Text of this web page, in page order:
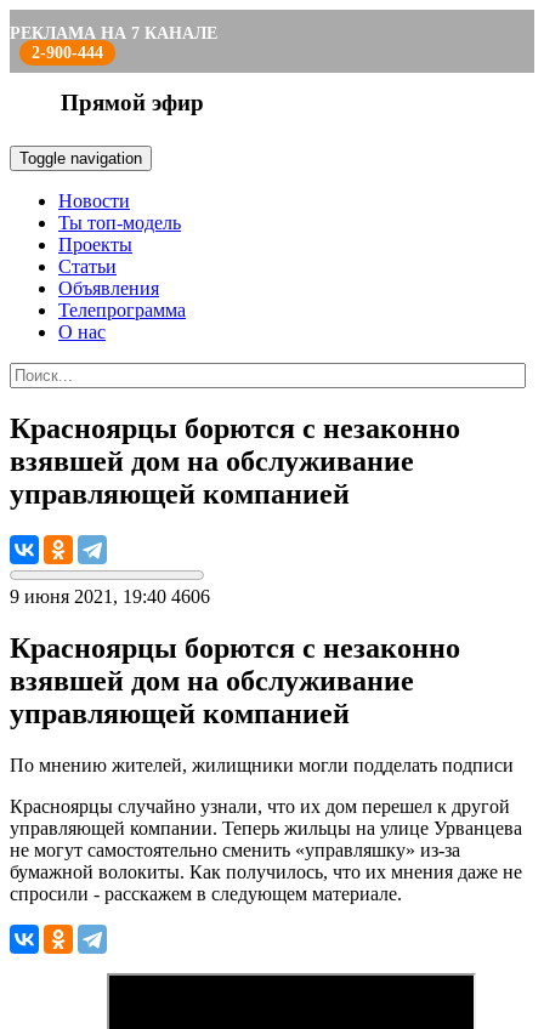
РЕКЛАМА НА 7 КАНАЛЕ
2-900-444
Прямой эфир
Toggle navigation
Новости
Ты топ-модель
Проекты
Статьи
Объявления
Телепрограмма
О нас
Красноярцы борются с незаконно
взявшей дом на обслуживание
управляющей компанией
9 июня 2021, 19:40 4606
Красноярцы борются с незаконно
взявшей дом на обслуживание
управляющей компанией
По мнению жителей, жилищники могли подделать подписи
Красноярцы случайно узнали, что их дом перешел к другой
управляющей компании. Теперь жильцы на улице Урванцева
не могут самостоятельно сменить «управляшку» из-за
бумажной волокиты. Как получилось, что их мнения даже не
спросили - расскажем в следующем материале.